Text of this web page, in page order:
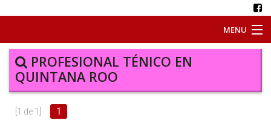
MENU
INICIO
BKS JUVENILES
INTERÉS
PROFESIONAL TÉNICO EN
QUINTANA ROO
[1 de 1] 1